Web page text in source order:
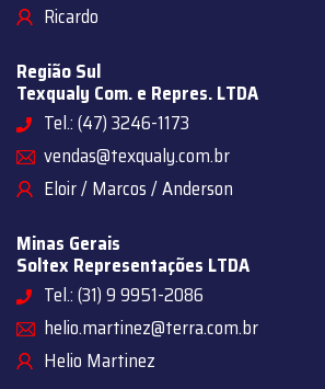
Ricardo
Região Sul
Texqualy Com. e Repres. LTDA
Tel.: (47) 3246-1173
vendas@texqualy.com.br
Eloir / Marcos / Anderson
Minas Gerais
Soltex Representações LTDA
Tel.: (31) 9 9951-2086
helio.martinez@terra.com.br
Helio Martinez